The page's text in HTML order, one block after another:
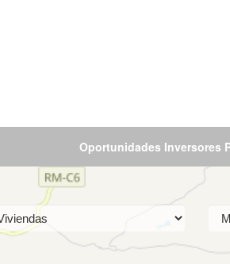
Oportunidades Inversores